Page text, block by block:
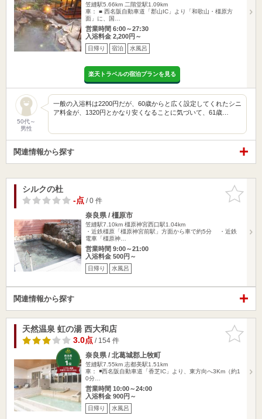
笠縫駅5.66km 二階堂駅1.09km
車： ■ 西名阪自動車道「郡山IC」より「和歌山・橿原方
面」に、国…
営業時間 6:00～27:30
入浴料金 2,200円～
日帰り 宿泊 水風呂
楽天トラベルの宿泊プランを見る
50代～
男性
一般の入浴料は2200円だが、60歳からと広く設定してくれたシニ
ア料金が、1320円とかなり安くなることに気づいて、61歳…
関連情報から探す
お気に入
りに追加
シルクの杜
-点/ 0 件
奈良県 / 橿原市
笠縫駅7.10km 橿原神宮西口駅1.04km
・近鉄橿原「橿原神宮前駅」方面から車で約5分 ・近鉄
電車「橿原神…
営業時間 9:00～21:00
入浴料金 500円～
日帰り 水風呂
関連情報から探す
お気に入
りに追加
天然温泉 虹の湯 西大和店
3.0点/ 154 件
奈良県 / 北葛城郡上牧町
笠縫駅7.55km 志都美駅1.51km
車： ◾️西名阪自動車道「香芝IC」より、東方向へ3Km（約1
0分…
営業時間 10:00～24:00
入浴料金 900円～
日帰り 水風呂